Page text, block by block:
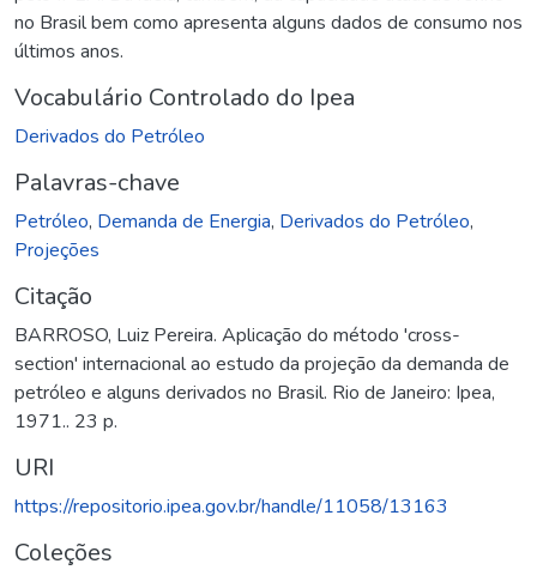
no Brasil bem como apresenta alguns dados de consumo nos
últimos anos.
Vocabulário Controlado do Ipea
Derivados do Petróleo
Palavras-chave
Petróleo, Demanda de Energia, Derivados do Petróleo,
Projeções
Citação
BARROSO, Luiz Pereira. Aplicação do método 'cross-
section' internacional ao estudo da projeção da demanda de
petróleo e alguns derivados no Brasil. Rio de Janeiro: Ipea,
1971.. 23 p.
URI
https://repositorio.ipea.gov.br/handle/11058/13163
Coleções